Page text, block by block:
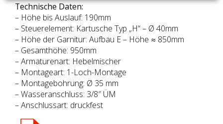
Technische Daten:
– Höhe bis Auslauf: 190mm
– Steuerelement: Kartusche Typ „H“ – Ø 40mm
– Höhe der Garnitur: Aufbau E – Höhe ≈ 850mm
– Gesamthöhe: 950mm
– Armaturenart: Hebelmischer
– Montageart: 1-Loch-Montage
– Montagebohrung: Ø 35 mm
– Wasseranschluss: 3/8″ ÜM
– Anschlussart: druckfest